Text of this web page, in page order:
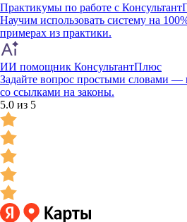
Практикумы по работе с
Научим использовать систему на
примерах из практики.
ИИ помощник КонсультантПлюс
Задайте вопрос простыми словами —
со ссылками на законы.
5.0 из 5